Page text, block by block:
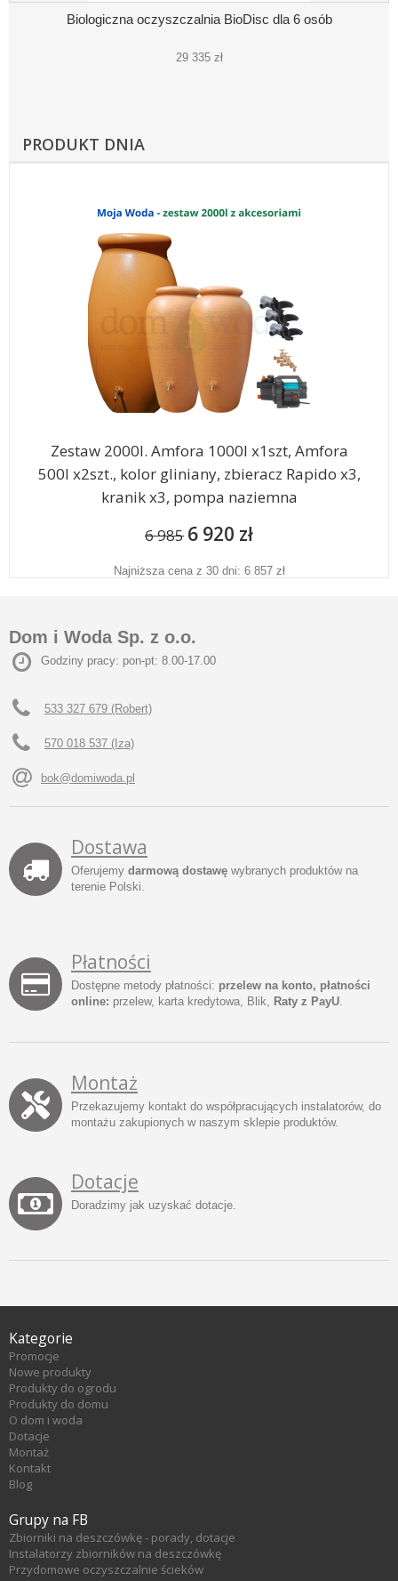
Biologiczna oczyszczalnia BioDisc dla 6 osób
29 335 zł
PRODUKT DNIA
Zestaw 2000l. Amfora 1000l x1szt, Amfora
500l x2szt., kolor gliniany, zbieracz Rapido x3,
kranik x3, pompa naziemna
6 985 6 920 zł
Najniższa cena z 30 dni: 6 857 zł
Dom i Woda Sp. z o.o.
Godziny pracy: pon-pt: 8.00-17.00
533 327 679 (Robert)
570 018 537 (Iza)
bok@domiwoda.pl
Dostawa
Oferujemy darmową dostawę wybranych produktów na
terenie Polski.
Płatności
Dostępne metody płatności: przelew na konto, płatności
online: przelew, karta kredytowa, Blik, Raty z PayU.
Montaż
Przekazujemy kontakt do współpracujących instalatorów, do
montażu zakupionych w naszym sklepie produktów.
Dotacje
Doradzimy jak uzyskać dotacje.
Kategorie
Promocje
Nowe produkty
Produkty do ogrodu
Produkty do domu
O dom i woda
Dotacje
Montaż
Kontakt
Blog
Grupy na FB
Zbiorniki na deszczówkę - porady, dotacje
Instalatorzy zbiorników na deszczówkę
Przydomowe oczyszczalnie ścieków